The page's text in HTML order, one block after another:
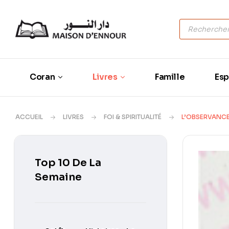
Coran Livres Famille
ACCUEIL LIVRES FOI & SPIRITUALITÉ
Top 10 De La
Semaine